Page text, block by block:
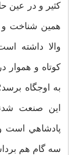
كثير و در عين
همين شناخت و
والا داشته
كوتاه و هموار
به اوجگاه
اين صنعت
پادشاهي است و
سه گام هم